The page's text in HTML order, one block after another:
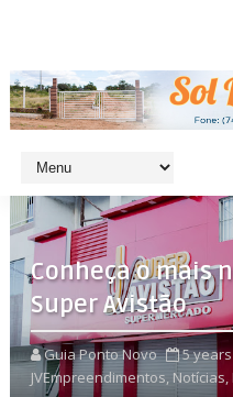
Conheça o mais
Super Avistão
Guia Ponto Novo 5
JVEmpreendimentos, Notícias,